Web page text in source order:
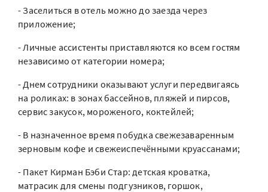
- Заселиться в отель можно до заезда через
приложение;
- Личные ассистенты приставляются ко всем гостям
независимо от категории номера;
- Днем сотрудники оказывают услуги передвигаясь
на роликах: в зонах бассейнов, пляжей и пирсов,
сервис закусок, мороженого, коктейлей;
- В назначенное время побудка свежезаваренным
зерновым кофе и свежеиспечёнными круассанами;
- Пакет Кирман Бэби Стар: детская кроватка,
матрасик для смены подгузников, горшок,